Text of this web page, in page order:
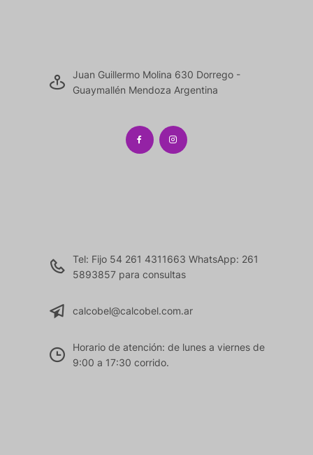
Juan Guillermo Molina 630 Dorrego -
Guaymallén Mendoza Argentina
Tel: Fijo 54 261 4311663 WhatsApp: 261
5893857 para consultas
calcobel@calcobel.com.ar
Horario de atención: de lunes a viernes de
9:00 a 17:30 corrido.